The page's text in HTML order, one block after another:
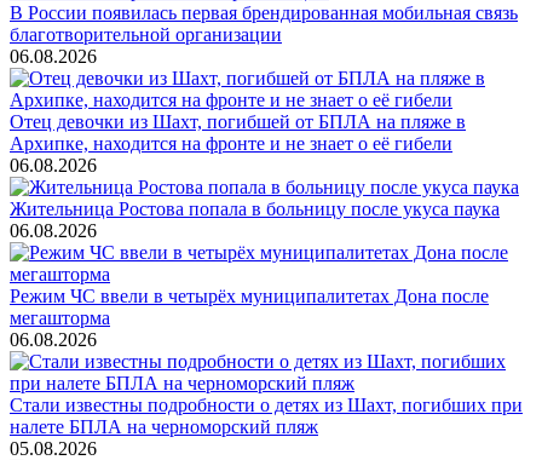
В России появилась первая брендированная мобильная связь
благотворительной организации
06.08.2026
Отец девочки из Шахт, погибшей от БПЛА на пляже в
Архипке, находится на фронте и не знает о её гибели
06.08.2026
Жительница Ростова попала в больницу после укуса паука
06.08.2026
Режим ЧС ввели в четырёх муниципалитетах Дона после
мегашторма
06.08.2026
Стали известны подробности о детях из Шахт, погибших при
налете БПЛА на черноморский пляж
05.08.2026